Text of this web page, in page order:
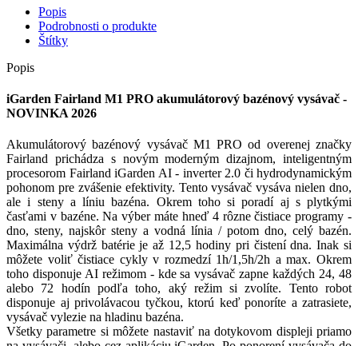
Popis
Podrobnosti o produkte
Štítky
Popis
iGarden Fairland M1 PRO akumulátorový bazénový vysávač -
NOVINKA 2026
Akumulátorový bazénový vysávač M1 PRO od overenej značky
Fairland prichádza s novým moderným dizajnom, inteligentným
procesorom Fairland iGarden AI - inverter 2.0 či hydrodynamickým
pohonom pre zvášenie efektivity. Tento vysávač vysáva nielen dno,
ale i steny a líniu bazéna. Okrem toho si poradí aj s plytkými
časťami v bazéne. Na výber máte hneď 4 rôzne čistiace programy -
dno, steny, najskôr steny a vodná línia / potom dno, celý bazén.
Maximálna výdrž batérie je až 12,5 hodiny pri čistení dna. Inak si
môžete voliť čistiace cykly v rozmedzí 1h/1,5h/2h a max. Okrem
toho disponuje AI režimom - kde sa vysávač zapne každých 24, 48
alebo 72 hodín podľa toho, aký režim si zvolíte. Tento robot
disponuje aj privolávacou tyčkou, ktorú keď ponoríte a zatrasiete,
vysávač vylezie na hladinu bazéna.
Všetky parametre si môžete nastaviť na dotykovom displeji priamo